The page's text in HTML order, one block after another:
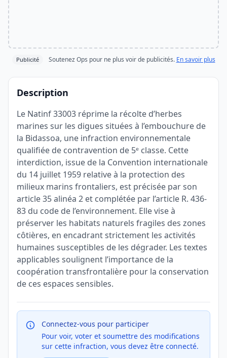
Publicité Soutenez Ops pour ne plus voir de publicités. En savoir plus
Description
Le Natinf 33003 réprime la récolte d’herbes
marines sur les digues situées à l’embouchure de
la Bidassoa, une infraction environnementale
qualifiée de contravention de 5ᵉ classe. Cette
interdiction, issue de la Convention internationale
du 14 juillet 1959 relative à la protection des
milieux marins frontaliers, est précisée par son
article 35 alinéa 2 et complétée par l’article R. 436-
83 du code de l’environnement. Elle vise à
préserver les habitats naturels fragiles des zones
côtières, en encadrant strictement les activités
humaines susceptibles de les dégrader. Les textes
applicables soulignent l’importance de la
coopération transfrontalière pour la conservation
de ces espaces sensibles.
Connectez-vous pour participer
Pour voir, voter et soumettre des modifications
sur cette infraction, vous devez être connecté.